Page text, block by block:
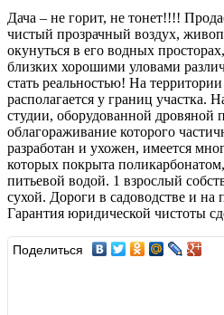
Дача – не горит, не тонет!!!!
чистый прозрачный воздух,
окунуться в его водных
близких хорошими уловами
стать реальностью! На
располагается у границ
студии, оборудованной дровяной
облагораживание которого
разработан и ухожен, имеется
которых покрыта
питьевой водой. 1 взрослый
сухой. Дороги в садоводстве и
Гарантия юридической чистоты
Поделиться